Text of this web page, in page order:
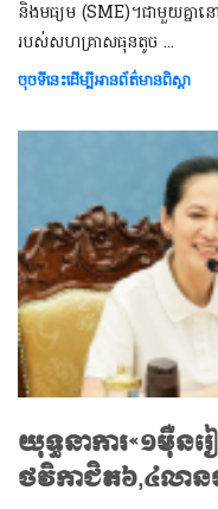
និងមធ្យម (SME)។ជាមួយគ្នា
របស់សហគ្រាសធុនតូច ​​​​​​​...
ចុចទីនេះដើម្បីអានព័ត៌មានពិស្តា
យុទ្ធនាការ«១ម៉ឺ
ថវិកាជិត៦,៤លាន